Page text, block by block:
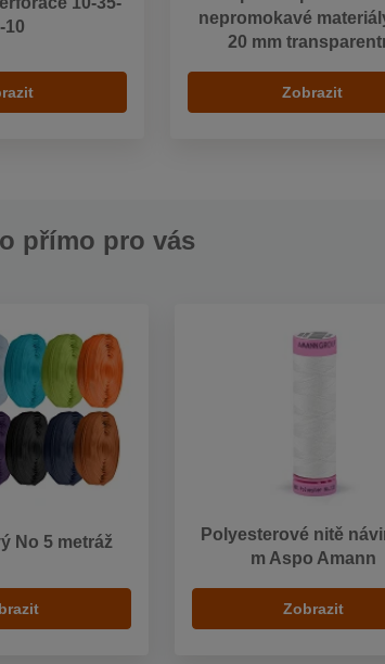
10
nepromokavé
20 mm
Zobrazit
přímo pro vás
No 5 metráž
Polyesterové nitě
m Aspo Amann
Zobrazit